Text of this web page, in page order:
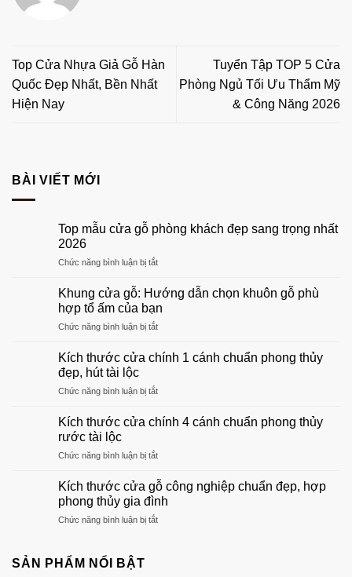
Top Cửa Nhựa Giả Gỗ Hàn
Quốc Đẹp Nhất, Bền Nhất
Hiện Nay
Tuyển Tập TOP 5 Cửa
Phòng Ngủ Tối Ưu Thẩm Mỹ
& Công Năng 2026
BÀI VIẾT MỚI
Top mẫu cửa gỗ phòng khách đẹp sang trọng nhất
2026
Chức năng bình luận bị tắtở
mẫu
gỗ
phòng
đẹp
nhất
Khung cửa gỗ: Hướng dẫn chọn khuôn gỗ phù
hợp tổ ấm của bạn
Chức năng bình luận bị tắtở
cửa
dẫn
khuôn
hợp
ấm
của
Kích thước cửa chính 1 cánh chuẩn phong thủy
đẹp, hút tài lộc
Chức năng bình luận bị tắtở
thước
1
chuẩn
phong
đẹp,
Kích thước cửa chính 4 cánh chuẩn phong thủy
rước tài lộc
Chức năng bình luận bị tắtở
thước
cửa
chính
4
Kích thước cửa gỗ công nghiệp chuẩn đẹp, hợp
phong thủy gia đình
Chức năng bình luận bị tắtở
SẢN PHẨM NỔI BẬT